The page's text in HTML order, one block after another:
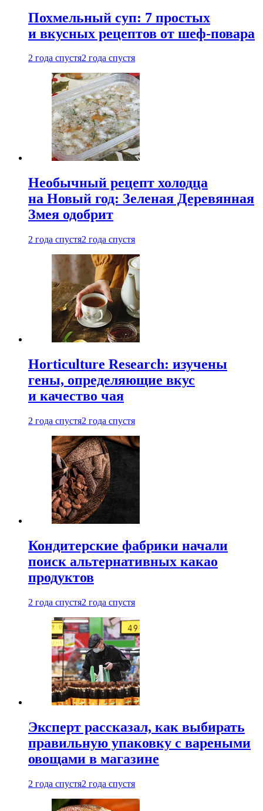
Похмельный суп: 7 простых
и вкусных рецептов от шеф-повара
2 года спустя2 года спустя
Необычный рецепт холодца
на Новый год: Зеленая Деревянная
Змея одобрит
2 года спустя2 года спустя
Horticulture Research: изучены
гены, определяющие вкус
и качество чая
2 года спустя2 года спустя
Кондитерские фабрики начали
поиск альтернативных какао
продуктов
2 года спустя2 года спустя
Эксперт рассказал, как выбирать
правильную упаковку с вареными
овощами в магазине
2 года спустя2 года спустя